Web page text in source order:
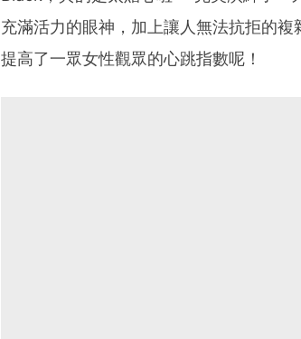
充滿活力的眼神，加上讓人無法抗拒的
提高了一眾女性觀眾的心跳指數呢！